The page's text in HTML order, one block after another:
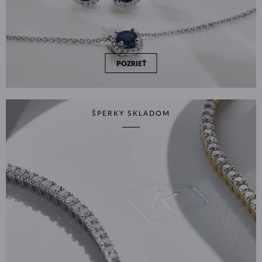
POZRIEŤ
ŠPERKY SKLADOM